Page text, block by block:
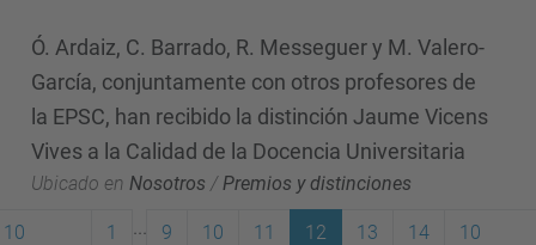
Ó. Ardaiz, C. Barrado, R. Messeguer y M. Valero-
García, conjuntamente con otros profesores de
la EPSC, han recibido la distinción Jaume Vicens
Vives a la Calidad de la Docencia Universitaria
Ubicado en Nosotros /Premios y distinciones
10
1 9 10 11 12 13 14
10